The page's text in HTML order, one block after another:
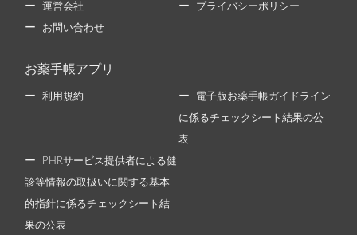
運営会社 プライバシーポリシー
お問い合わせ
お薬手帳アプリ
利用規約 電子版お薬手帳ガイドライン
に係るチェックシート結果の公
表
PHRサービス提供者による健
診等情報の取扱いに関する基本
的指針に係るチェックシート結
果の公表